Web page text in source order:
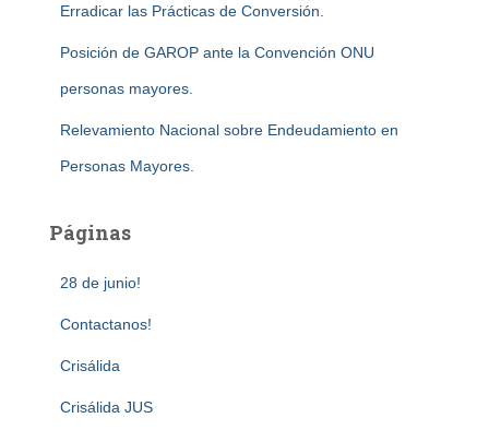
Erradicar las Prácticas de Conversión.
Posición de GAROP ante la Convención ONU
personas mayores.
Relevamiento Nacional sobre Endeudamiento en
Personas Mayores.
Páginas
28 de junio!
Contactanos!
Crisálida
Crisálida JUS